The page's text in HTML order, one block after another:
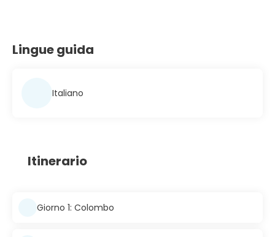
Lingue guida
Italiano
Itinerario
Giorno 1: Colombo